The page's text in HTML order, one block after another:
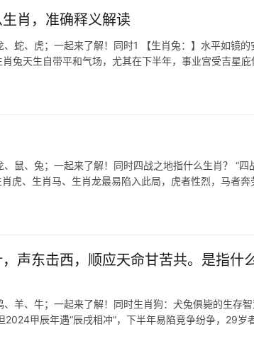
肖，准确释义解读
蛇、虎；一起来了解！同时1 【生肖兔：】水平如镜的
兔天生自带平和气场，尤其在下半年，事业宫受吉星庇
鼠、兔；一起来了解！同时四战之地指什么生肖？ “四
虎、生肖马、生肖龙最易陷入此局，虎者性烈，马者奔
声东击西，顺应天命甘苦共。是指什
羊、牛；一起来了解！同时生肖狗：犬兔俱毙的生存智
甲辰年遇“辰戌相冲”，下半年易陷竞争纷争，29岁